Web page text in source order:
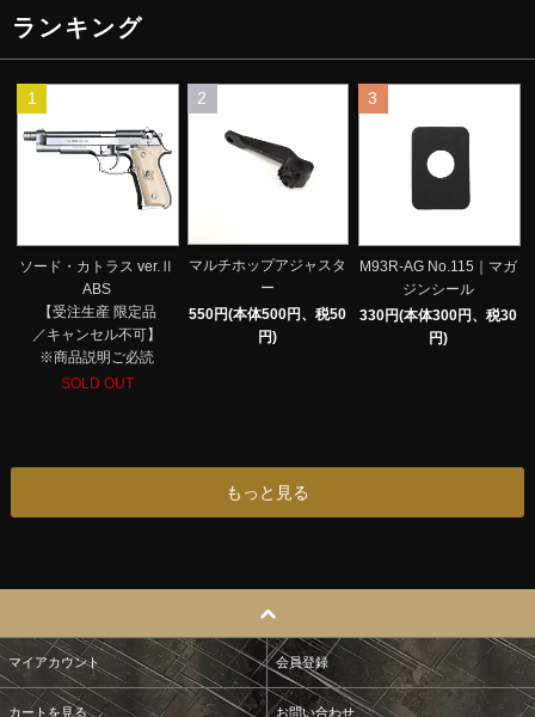
ランキング
1
ソード・カトラス ver.Ⅱ
ABS
【受注生産 限定品
／キャンセル不可】
※商品説明ご必読
SOLD OUT
2
マルチホップアジャスタ
ー
550円(本体500円、税50
円)
3
M93R-AG No.115｜マガ
ジンシール
330円(本体300円、税30
円)
もっと見る
マイアカウント 会員登録
カートを見る お問い合わせ